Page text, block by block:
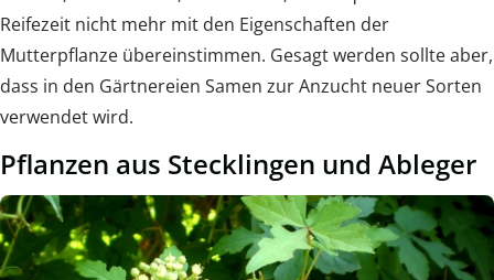
Reifezeit nicht mehr mit den Eigenschaften der
Mutterpflanze übereinstimmen. Gesagt werden sollte aber,
dass in den Gärtnereien Samen zur Anzucht neuer Sorten
verwendet wird.
Pflanzen aus Stecklingen und Ableger